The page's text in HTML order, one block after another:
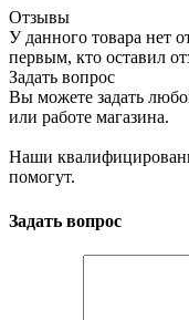
Отзывы
У данного товара нет
первым, кто оставил
Задать вопрос
Вы можете задать
или работе магазина.
Наши
помогут.
Задать вопрос